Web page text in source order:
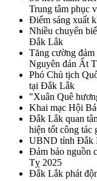
Trung tâm phục
Điểm sáng xuất
Nhiều chuyển
Đắk Lắk
Tăng cường
Nguyên đán Ất
Phó Chủ tịch
tại Đắk Lắk
"Xuân Quê
Khai mạc Hội
Đắk Lắk quan
hiện tốt công tác
UBND tỉnh Đắk
Đảm bảo nguồn
Tỵ 2025
Đắk Lắk phát